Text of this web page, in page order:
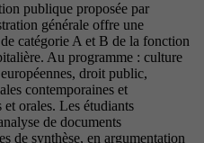
publique proposée par
générale offre une
catégorie A et B de la fonction
Au programme : culture
droit public,
contemporaines et
orales. Les étudiants
de documents
de synthèse, en argumentation